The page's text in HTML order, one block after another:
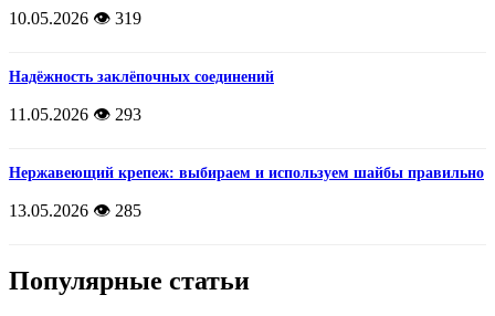
10.05.2026 👁️ 319
Надёжность заклёпочных соединений
11.05.2026 👁️ 293
Нержавеющий крепеж: выбираем и используем шайбы правильно
13.05.2026 👁️ 285
Популярные статьи